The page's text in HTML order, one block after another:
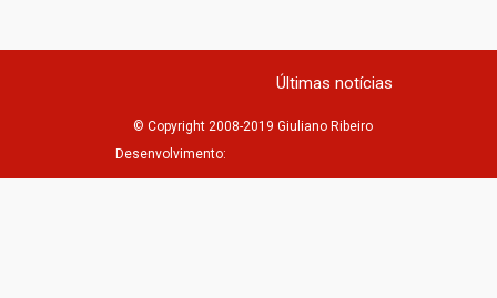
Últimas notícias
© Copyright 2008-2019 Giuliano Ribeiro
Desenvolvimento: